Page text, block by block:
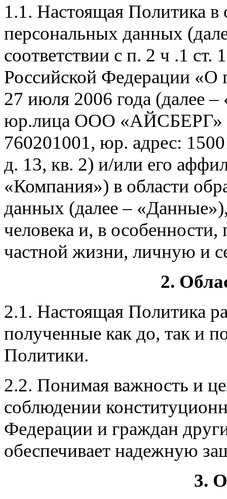
1.1. Настоящая Политика
персональных данных
соответствии с п. 2 ч .1 ст.
Российской Федерации
27 июля 2006 года (далее
юр.лица ООО
760201001, юр. адрес:
д. 13, кв. 2) и/или его
«Компания») в области
данных (далее –
человека и, в
частной жизни, личную и
2.
2.1. Настоящая Политика
полученные как до, так и
Политики.
2.2. Понимая важность и
соблюдении
Федерации и граждан
обеспечивает надежную
3.